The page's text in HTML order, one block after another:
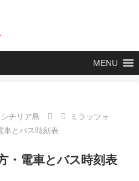
MENU
シチリア島
ミラッツォ
車とバス時刻表
・電車とバス時刻表